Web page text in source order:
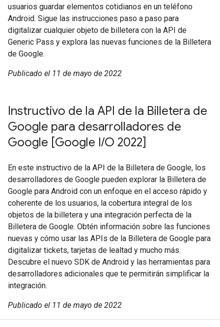
usuarios guardar elementos cotidianos en un teléfono
Android. Sigue las instrucciones paso a paso para
digitalizar cualquier objeto de billetera con la API de
Generic Pass y explora las nuevas funciones de la Billetera
de Google.
Publicado el 11 de mayo de 2022
Instructivo de la API de la Billetera de
Google para desarrolladores de
Google [Google I/O 2022]
En este instructivo de la API de la Billetera de Google, los
desarrolladores de Google pueden explorar la Billetera de
Google para Android con un enfoque en el acceso rápido y
coherente de los usuarios, la cobertura integral de los
objetos de la billetera y una integración perfecta de la
Billetera de Google. Obtén información sobre las funciones
nuevas y cómo usar las APIs de la Billetera de Google para
digitalizar tickets, tarjetas de lealtad y mucho más.
Descubre el nuevo SDK de Android y las herramientas para
desarrolladores adicionales que te permitirán simplificar la
integración.
Publicado el 11 de mayo de 2022